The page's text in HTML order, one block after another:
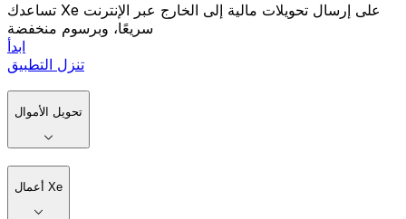
تساعدك Xe على إرسال تحويلات مالية إلى الخارج عبر الإنترنت
سريعًا، وبرسوم منخفضة
ابدأ
تنزل التطبيق
تحويل الأموال
أعمال Xe